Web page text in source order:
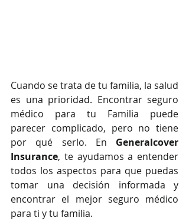
Cuando se trata de tu familia, la salud
es una prioridad. Encontrar seguro
médico para tu Familia puede
parecer complicado, pero no tiene
por qué serlo. En Generalcover
Insurance, te ayudamos a entender
todos los aspectos para que puedas
tomar una decisión informada y
encontrar el mejor seguro médico
para ti y tu familia.